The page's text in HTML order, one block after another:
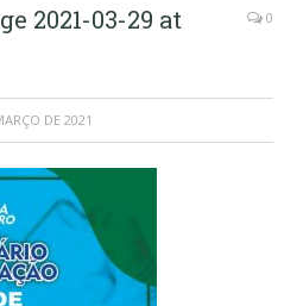
2021-03-29 at
0
DE 2021